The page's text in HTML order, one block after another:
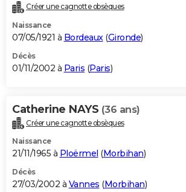
Créer une cagnotte obsèques
Naissance
07/05/1921 à Bordeaux (Gironde)
Décès
01/11/2002 à Paris (Paris)
Catherine NAYS (36 ans)
Créer une cagnotte obsèques
Naissance
21/11/1965 à Ploërmel (Morbihan)
Décès
27/03/2002 à Vannes (Morbihan)